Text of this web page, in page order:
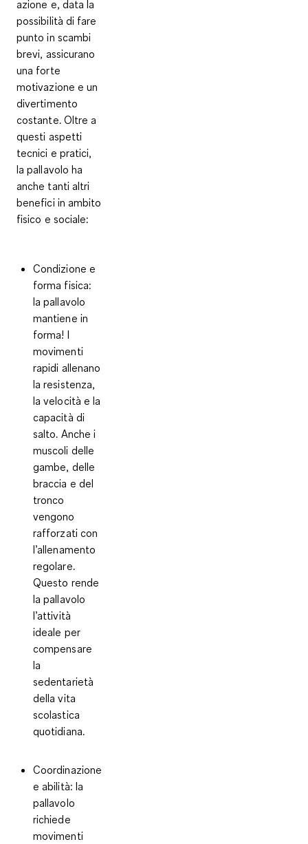
azione e, data la
possibilità di fare
punto in scambi
brevi, assicurano
una forte
motivazione e un
divertimento
costante. Oltre a
questi aspetti
tecnici e pratici,
la pallavolo ha
anche tanti altri
benefici in ambito
fisico e sociale:
Condizione e
forma fisica:
la pallavolo
mantiene in
forma! I
movimenti
rapidi allenano
la resistenza,
la velocità e la
capacità di
salto. Anche i
muscoli delle
gambe, delle
braccia e del
tronco
vengono
rafforzati con
l’allenamento
regolare.
Questo rende
la pallavolo
l’attività
ideale per
compensare
la
sedentarietà
della vita
scolastica
quotidiana.
Coordinazione
e abilità: la
pallavolo
richiede
movimenti